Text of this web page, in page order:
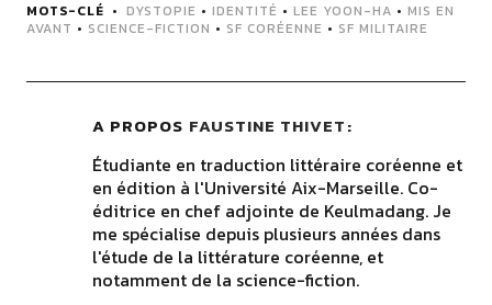
MOTS-CLÉ DYSTOPIE • IDENTITÉ • LEE YOON-HA • MIS EN
AVANT • SCIENCE-FICTION • SF CORÉENNE • SF MILITAIRE
A PROPOS FAUSTINE THIVET
Étudiante en traduction littéraire coréenne et
en édition à l'Université Aix-Marseille. Co-
éditrice en chef adjointe de Keulmadang. Je
me spécialise depuis plusieurs années dans
l'étude de la littérature coréenne, et
notamment de la science-fiction.